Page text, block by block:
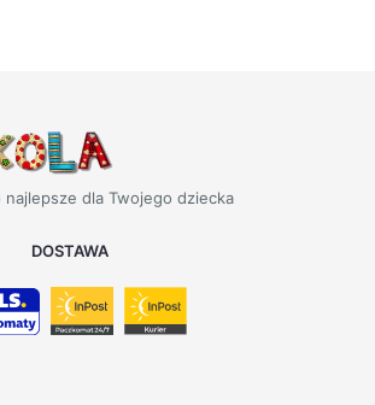
najlepsze dla Twojego dziecka
DOSTAWA